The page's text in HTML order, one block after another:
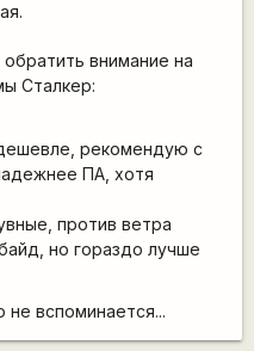
внимание на
Сталкер:
рекомендую с
ПА, хотя
против ветра
но гораздо лучше
не вспоминается...